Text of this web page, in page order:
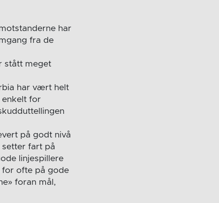
har
fra de
stått meget
har vært helt
for
på godt nivå
fart på
linjespillere
for ofte på gode
foran mål,